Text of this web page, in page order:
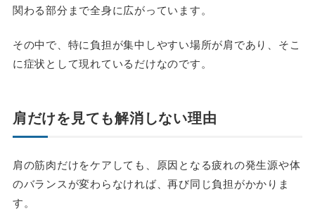
関わる部分まで全身に広がっています。
その中で、特に負担が集中しやすい場所が肩であり、そこ
に症状として現れているだけなのです。
肩だけを見ても解消しない理由
肩の筋肉だけをケアしても、原因となる疲れの発生源や体
のバランスが変わらなければ、再び同じ負担がかかりま
す。